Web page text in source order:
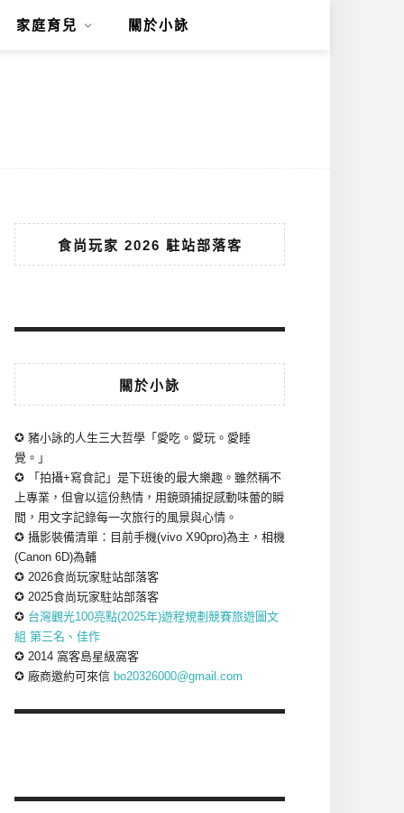
家庭育兒 關於小詠
食尚玩家 2026 駐站部落客
關於小詠
✪ 豬小詠的人生三大哲學「愛吃。愛玩。愛睡
覺。」
✪ 「拍攝+寫食記」是下班後的最大樂趣。雖然稱不
上專業，但會以這份熱情，用鏡頭捕捉感動味蕾的瞬
間，用文字記錄每一次旅行的風景與心情。
✪ 攝影裝備清單：目前手機(vivo X90pro)為主，相機
(Canon 6D)為輔
✪ 2026食尚玩家駐站部落客
✪ 2025食尚玩家駐站部落客
✪ 台灣觀光100亮點(2025年)遊程規劃競賽旅遊圖文
組 第三名、佳作
✪ 2014 窩客島星級窩客
✪ 廠商邀約可來信 bo20326000@gmail.com